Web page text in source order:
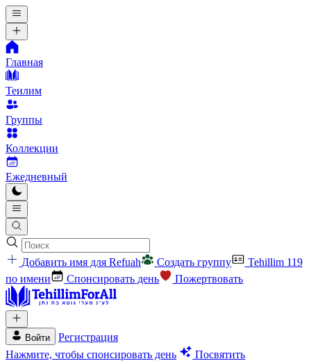
Главная
Теилим
Группы
Коллекции
Ежедневный
Добавить имя для Refuah Создать группу
Tehillim 119
по имени
Спонсировать день Пожертвовать
Войти
Регистрация
Нажмите, чтобы спонсировать день
Посвятить